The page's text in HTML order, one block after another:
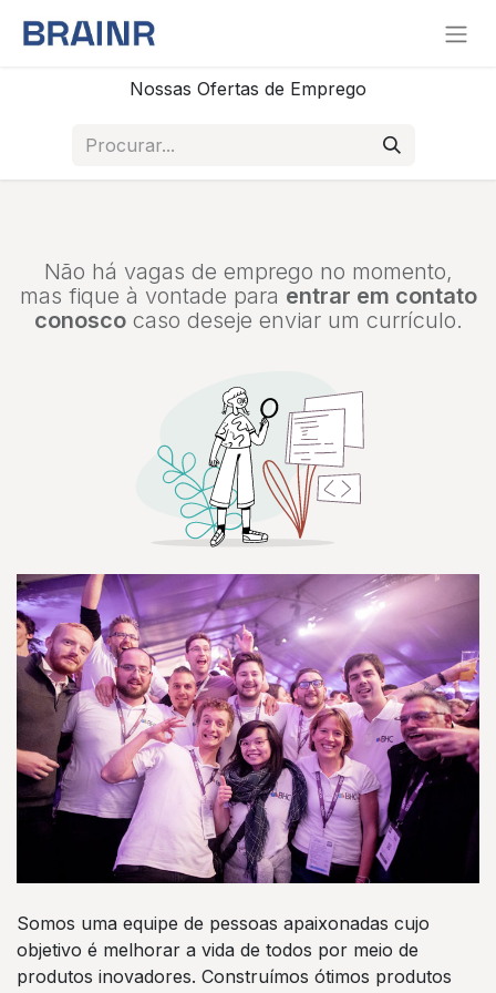
Nossas Ofertas de Emprego
Não há vagas de emprego no momento,
mas fique à vontade para entrar em contato
conoscocaso deseje enviar um currículo.
Somos uma equipe de pessoas apaixonadas cujo
objetivo é melhorar a vida de todos por meio de
produtos inovadores. Construímos ótimos produtos